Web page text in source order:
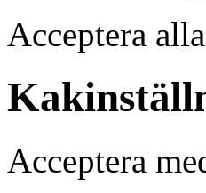
Acceptera
Acceptera